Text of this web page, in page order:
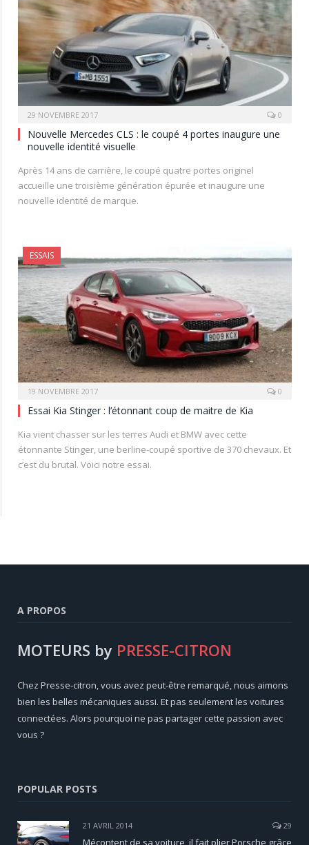
29 NOVEMBRE 2017 0
Nouvelle Mercedes CLS : le coupé 4 portes inaugure une
nouvelle identité visuelle
Après 14 ans de carrière, le coupé quatre portes originel
accueille une troisième génération épurée et inaugure une
nouvelle identité de marque.
ESSAIS
19 NOVEMBRE 2017 0
Essai Kia Stinger : l’étonnant coup de maitre de Kia
Kia vient chasser sur les terres Audi et BMW avec cette
étonnante Stinger, une berline-coupé sportive de 370 chevaux. Et
c’est du brutal. Voici notre essai.
A PROPOS
MOTEURS by PRESSE-CITRON
Chez Presse-citron, vous avez peut-être remarqué, nous aimons
bien les belles mécaniques aussi. Et pas seulement les voitures
connectées. Alors pourquoi ne pas partager cette passion avec
vous ?
POPULAR POSTS
21 AVRIL 2014 29
Mécontent de sa voiture, il fait plier Porsche grâce